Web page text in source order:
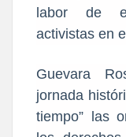
labor de
activistas en
Guevara
jornada
tiempo” las